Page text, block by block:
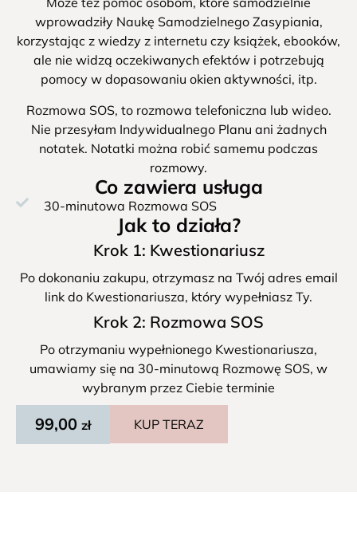
wprowadziły Naukę Samodzielnego Zasypiania,
korzystając z wiedzy z internetu czy książek, ebooków,
ale nie widzą oczekiwanych efektów i potrzebują
pomocy w dopasowaniu okien aktywności, itp.
Rozmowa SOS, to rozmowa telefoniczna lub wideo.
Nie przesyłam Indywidualnego Planu ani żadnych
notatek. Notatki można robić samemu podczas
rozmowy.
Co zawiera usługa
30-minutowa Rozmowa SOS
Jak to działa?
Krok 1: Kwestionariusz
Po dokonaniu zakupu, otrzymasz na Twój adres email
link do Kwestionariusza, który wypełniasz Ty.
Krok 2: Rozmowa SOS
Po otrzymaniu wypełnionego Kwestionariusza,
umawiamy się na 30-minutową Rozmowę SOS, w
wybranym przez Ciebie terminie
99,00 zł KUP TERAZ